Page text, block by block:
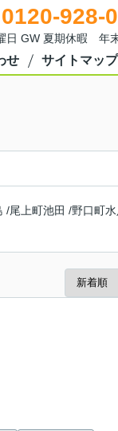
0120-928-
日 GW 夏期休暇 年
せ サイトマップ
/尾上町池田 /野口町水